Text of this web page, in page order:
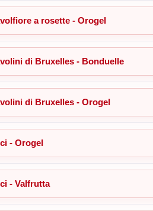
a rosette - Orogel
di Bruxelles - Bonduelle
di Bruxelles - Orogel
- Orogel
- Valfrutta